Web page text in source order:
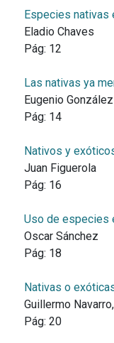
Especies nativas
Eladio Chaves
Pág: 12
Las nativas ya
Eugenio González
Pág: 14
Nativos y
Juan Figuerola
Pág: 16
Uso de especies
Oscar Sánchez
Pág: 18
Nativas o
Guillermo
Pág: 20